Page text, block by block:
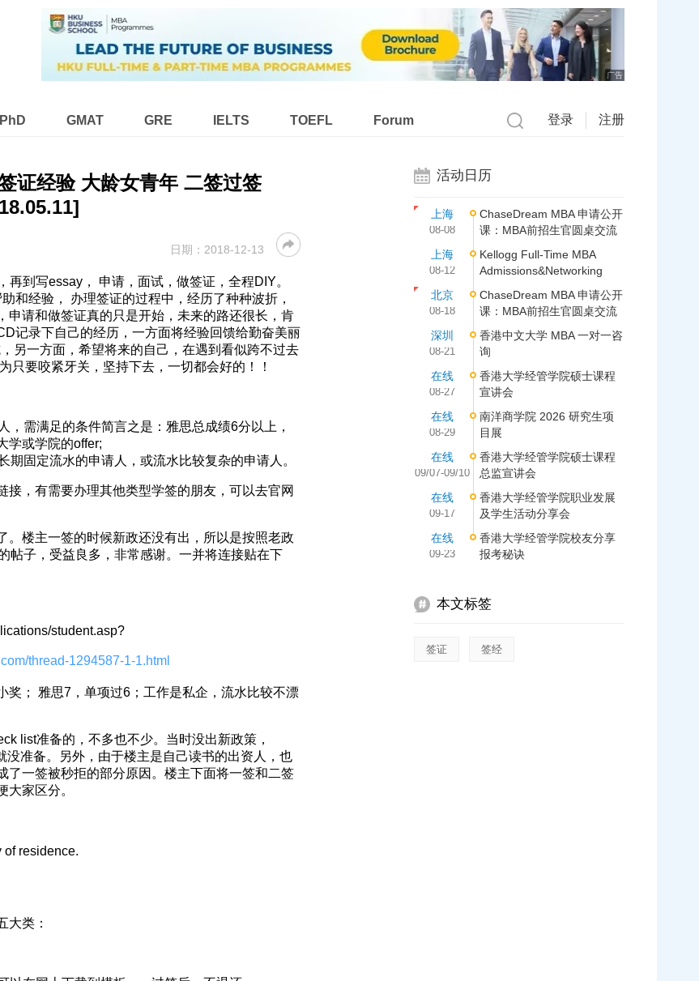
广告
PhD GMAT GRE IELTS TOEFL Forum 登录 注册
证经验 大龄女青年 二签过签
日期： 2018-12-13
到写essay， 申请，面试，做签证，全程DIY。
和经验， 办理签证的过程中，经历了种种波折，
申请和做签证真的只是开始，未来的路还很长，肯
记录下自己的经历，一方面将经验回馈给勤奋美丽
另一方面，希望将来的自己，在遇到看似跨不过去
只要咬紧牙关，坚持下去，一切都会好的！！
，需满足的条件简言之是：雅思总成绩6分以上，
学或学院的offer;
固定流水的申请人，或流水比较复杂的申请人。
接，有需要办理其他类型学签的朋友，可以去官网
。楼主一签的时候新政还没有出，所以是按照老政
帖子，受益良多，非常感谢。一并将连接贴在下
student.asp?
thread-1294587-1-1.html
奖； 雅思7，单项过6；工作是私企，流水比较不漂
list准备的，不多也不少。当时没出新政策，
准备。另外，由于楼主是自己读书的出资人，也
了一签被秒拒的部分原因。楼主下面将一签和二签
家区分。
of residence.
大类：
活动日历
上海
08-08
ChaseDream MBA 申请公开
课：MBA前招生官圆桌交流
上海
08-12
Kellogg Full-Time MBA
Admissions&Networking
北京
08-18
ChaseDream MBA 申请公开
课：MBA前招生官圆桌交流
深圳
08-21
香港中文大学 MBA 一对一咨
询
在线
08-27
香港大学经管学院硕士课程
宣讲会
在线
08-29
南洋商学院 2026 研究生项
目展
在线
09/07-09/10
香港大学经管学院硕士课程
总监宣讲会
在线
09-17
香港大学经管学院职业发展
及学生活动分享会
在线
09-23
香港大学经管学院校友分享
报考秘诀
本文标签
签证 签经